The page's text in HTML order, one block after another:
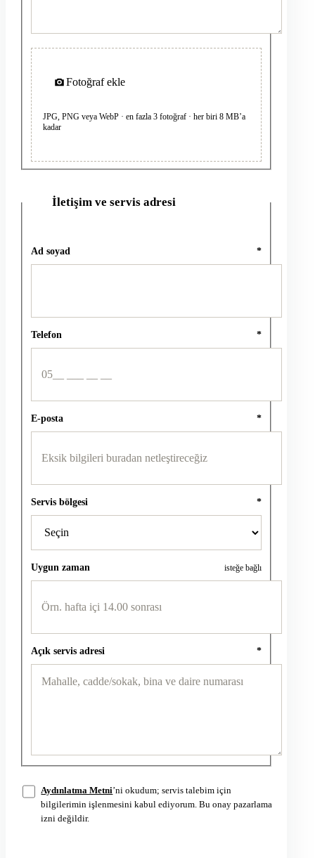
Fotoğraf ekle
JPG, PNG veya WebP · en fazla 3 fotoğraf · her biri 8 MB’a
kadar
İletişim ve servis adresi
Ad soyad *
Telefon *
E-posta *
Servis bölgesi *
Uygun zaman isteğe bağlı
Açık servis adresi *
Aydınlatma Metni’ni okudum; servis talebim için
bilgilerimin işlenmesini kabul ediyorum. Bu onay pazarlama
izni değildir.